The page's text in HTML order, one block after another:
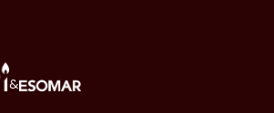
&